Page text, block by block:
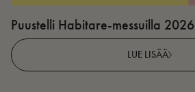
Puustelli Habitare-messuilla 2026
LUE LISÄÄ